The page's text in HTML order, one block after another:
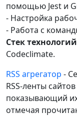
помощью Jest и
- Настройка
- Работа с
Стек
Codeclimate.
RSS агрегатор -
RSS-ленты
показывающий
отмечая